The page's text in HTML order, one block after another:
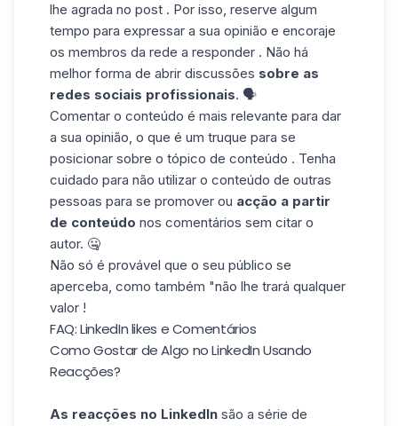
lhe agrada no post . Por isso, reserve algum
tempo para expressar a sua opinião e encoraje
os membros da rede a responder . Não há
melhor forma de abrir discussões sobre as
redes sociais profissionais. 🗣️
Comentar o conteúdo é mais relevante para dar
a sua opinião, o que é um truque para se
posicionar sobre o tópico de conteúdo . Tenha
cuidado para não utilizar o conteúdo de outras
pessoas para se promover ou acção a partir
de conteúdo nos comentários sem citar o
autor. 🤐
Não só é provável que o seu público se
aperceba, como também "não lhe trará qualquer
valor !
FAQ: LinkedIn likes e Comentários
Como Gostar de Algo no LinkedIn Usando
Reacções?
As reacções no LinkedIn são a série de